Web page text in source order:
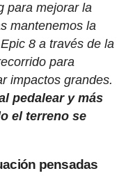
para mejorar la
mantenemos la
8 a través de la
para
impactos grandes.
pedalear y más
el terreno se
pensadas